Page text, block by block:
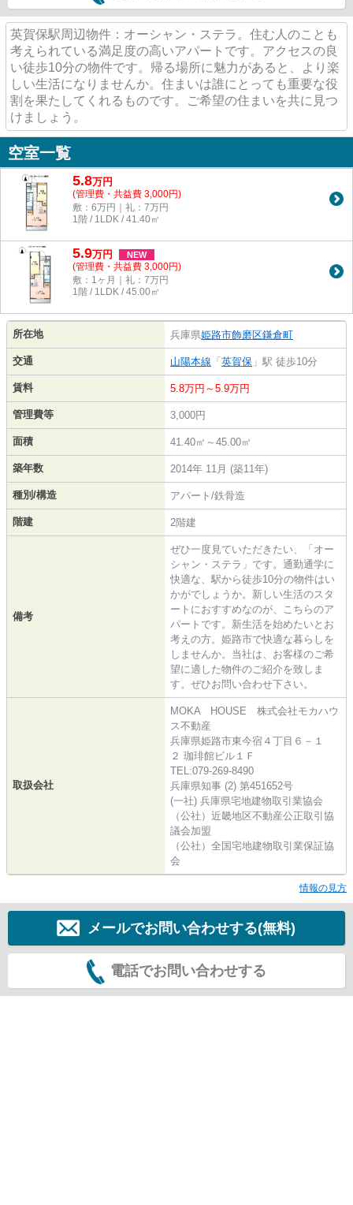
英賀保駅周辺物件：オーシャン・ステラ。住む人のことも
考えられている満足度の高いアパートです。アクセスの良
い徒歩10分の物件です。帰る場所に魅力があると、より楽
しい生活になりませんか。住まいは誰にとっても重要な役
割を果たしてくれるものです。ご希望の住まいを共に見つ
けましょう。
空室一覧
5.8万円
(管理費・共益費 3,000円)
敷：6万円｜礼：7万円
1階 / 1LDK / 41.40㎡
5.9万円 NEW
(管理費・共益費 3,000円)
敷：1ヶ月｜礼：7万円
1階 / 1LDK / 45.00㎡
所在地 兵庫県姫路市飾磨区鎌倉町
交通 山陽本線 「 英賀保 」駅 徒歩10分
賃料 5.8万円～5.9万円
管理費等 3,000円
面積 41.40㎡～45.00㎡
築年数 2014年 11月 (築11年)
種別/構造 アパート/鉄骨造
階建 2階建
備考
ぜひ一度見ていただきたい、「オー
シャン・ステラ」です。通勤通学に
快適な、駅から徒歩10分の物件はい
かがでしょうか。新しい生活のスタ
ートにおすすめなのが、こちらのア
パートです。新生活を始めたいとお
考えの方。姫路市で快適な暮らしを
しませんか。当社は、お客様のご希
望に適した物件のご紹介を致しま
す。ぜひお問い合わせ下さい。
取扱会社
MOKA HOUSE 株式会社モカハウ
ス不動産
兵庫県姫路市東今宿４丁目６－１
２ 珈琲館ビル１Ｆ
TEL:079-269-8490
兵庫県知事 (2) 第451652号
(一社) 兵庫県宅地建物取引業協会
（公社）近畿地区不動産公正取引協
議会加盟
（公社）全国宅地建物取引業保証協
会
情報の見方
メールでお問い合わせする(無料)
電話でお問い合わせする